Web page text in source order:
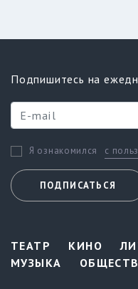
Подпишитесь на
Я ознакомился с
ПОДПИСАТЬСЯ
ТЕАТР КИНО
МУЗЫКА